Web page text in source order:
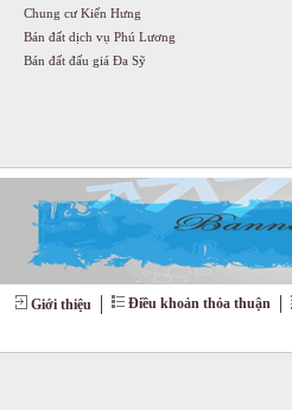
Chung cư Kiến Hưng
Bán đất dịch vụ Phú Lương
Bán đất đấu giá Đa Sỹ
Giới thiệu Điều khoản thỏa thuận